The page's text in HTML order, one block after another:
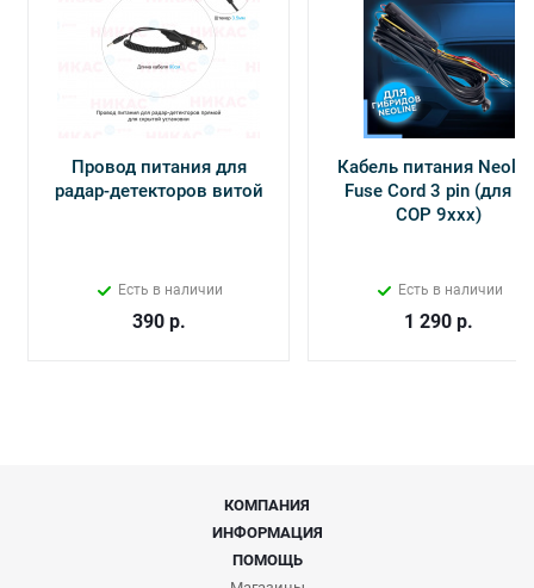
Провод питания для
радар-детекторов витой
Есть в наличии
390р.
Кабель питания
Fuse Cord 3 pin (для Х-
СОР 9ххх)
Есть в наличии
1 290 р.
КОМПАНИЯ
ИНФОРМАЦИЯ
ПОМОЩЬ